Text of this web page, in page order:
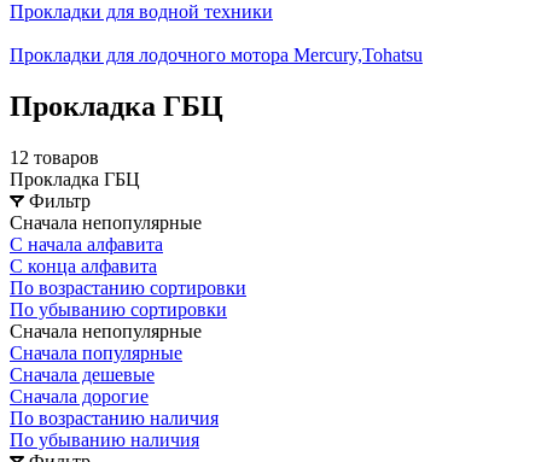
Прокладки для водной техники
Прокладки для лодочного мотора Mercury,Tohatsu
Прокладка ГБЦ
12 товаров
Прокладка ГБЦ
Фильтр
Сначала непопулярные
С начала алфавита
С конца алфавита
По возрастанию сортировки
По убыванию сортировки
Сначала непопулярные
Сначала популярные
Сначала дешевые
Сначала дорогие
По возрастанию наличия
По убыванию наличия